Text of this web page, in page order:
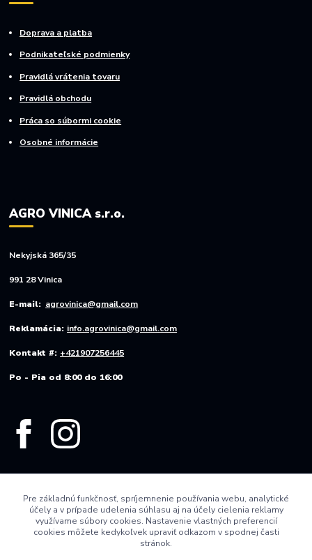
Doprava a platba
Podnikateľské podmienky
Pravidlá vrátenia tovaru
Pravidlá obchodu
Práca so súbormi cookie
Osobné informácie
AGRO VINICA s.r.o.
Nekyjská 365/35
991 28 Vinica
E-mail: agrovinica@gmail.com
Reklamácia: info.agrovinica@gmail.com
Kontakt #: +421907256445
Po - Pia od 8:00 do 16:00
Pre základnú funkčnosť, spríjemnenie používania webu, analytické
účely a v prípade udelenia súhlasu aj na účely cielenia reklamy
využívame súbory cookies. Nastavenie vlastných preferencií
cookies môžete kedykoľvek upraviť odkazom v spodnej časti
stránok.